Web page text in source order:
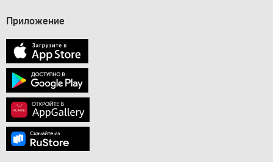
Приложение